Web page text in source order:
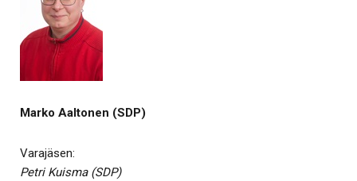
Marko Aaltonen (SDP)
Varajäsen:
Petri Kuisma (SDP)